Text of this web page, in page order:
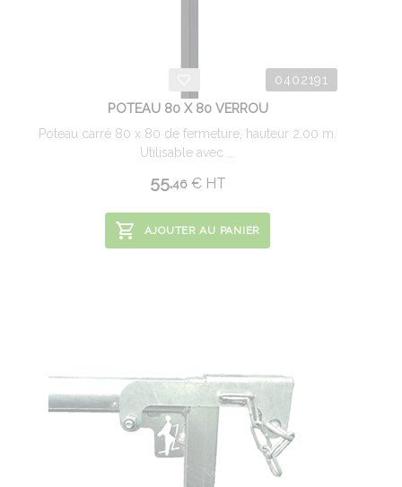
0402191
POTEAU 80 X 80 VERROU
Poteau carré 80 x 80 de fermeture, hauteur 2.00 m.
Utilisable avec ...
55.46 €HT
AJOUTER AU PANIER